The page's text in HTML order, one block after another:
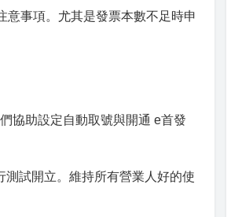
意事項。尤其是發票本數不足時申
協助設定自動取號與開通 e首發
試開立。維持所有營業人好的使